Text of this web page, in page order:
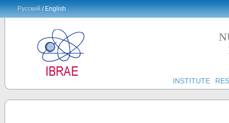
Русский/ English
INSTITUTE